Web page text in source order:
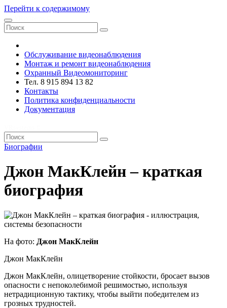
Перейти к содержимому
Обслуживание видеонаблюдения
Монтаж и ремонт видеонаблюдения
Охранный Видеомониторинг
Тел. 8 915 894 13 82
Контакты
Политика конфиденциальности
Документация
Биографии
Джон МакКлейн – краткая
биография
На фото: Джон МакКлейн
Джон МакКлейн
Джон МакКлейн, олицетворение стойкости, бросает вызов
опасности с непоколебимой решимостью, используя
нетрадиционную тактику, чтобы выйти победителем из
грозных трудностей.